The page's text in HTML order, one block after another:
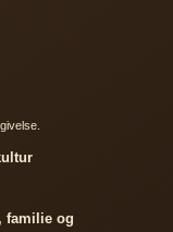
familie og